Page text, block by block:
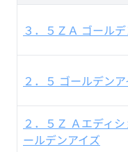
３．５ＺＡ ゴール
２．５ ゴールデン
２．５Ｚ Ａエディ
ールデンアイズ